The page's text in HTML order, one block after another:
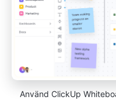
Använd ClickUp